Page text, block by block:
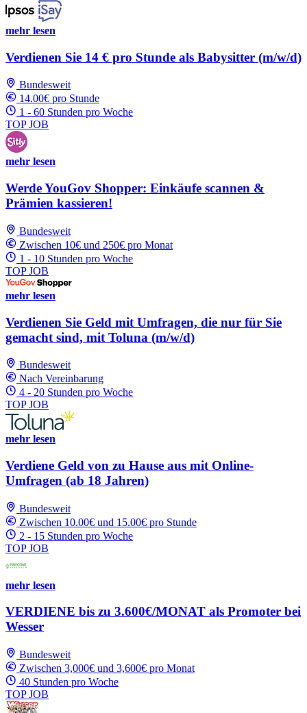
mehr lesen
Verdienen Sie 14 € pro Stunde als Babysitter (m/w/d)
Bundesweit
14.00€ pro Stunde
1 - 60 Stunden pro Woche
TOP JOB
mehr lesen
Werde YouGov Shopper: Einkäufe scannen &
Prämien kassieren!
Bundesweit
Zwischen 10€ und 250€ pro Monat
1 - 10 Stunden pro Woche
TOP JOB
mehr lesen
Verdienen Sie Geld mit Umfragen, die nur für Sie
gemacht sind, mit Toluna (m/w/d)
Bundesweit
Nach Vereinbarung
4 - 20 Stunden pro Woche
TOP JOB
mehr lesen
Verdiene Geld von zu Hause aus mit Online-
Umfragen (ab 18 Jahren)
Bundesweit
Zwischen 10.00€ und 15.00€ pro Stunde
2 - 15 Stunden pro Woche
TOP JOB
mehr lesen
VERDIENE bis zu 3.600€/MONAT als Promoter bei
Wesser
Bundesweit
Zwischen 3,000€ und 3,600€ pro Monat
40 Stunden pro Woche
TOP JOB